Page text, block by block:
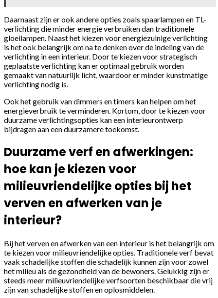
Daarnaast zijn er ook andere opties zoals spaarlampen en TL-
verlichting die minder energie verbruiken dan traditionele
gloeilampen. Naast het kiezen voor energiezuinige verlichting
is het ook belangrijk om na te denken over de indeling van de
verlichting in een interieur. Door te kiezen voor strategisch
geplaatste verlichting kan er optimaal gebruik worden
gemaakt van natuurlijk licht, waardoor er minder kunstmatige
verlichting nodig is.
Ook het gebruik van dimmers en timers kan helpen om het
energieverbruik te verminderen. Kortom, door te kiezen voor
duurzame verlichtingsopties kan een interieurontwerp
bijdragen aan een duurzamere toekomst.
Duurzame verf en afwerkingen:
hoe kan je kiezen voor
milieuvriendelijke opties bij het
verven en afwerken van je
interieur?
Bij het verven en afwerken van een interieur is het belangrijk om
te kiezen voor milieuvriendelijke opties. Traditionele verf bevat
vaak schadelijke stoffen die schadelijk kunnen zijn voor zowel
het milieu als de gezondheid van de bewoners. Gelukkig zijn er
steeds meer milieuvriendelijke verfsoorten beschikbaar die vrij
zijn van schadelijke stoffen en oplosmiddelen.